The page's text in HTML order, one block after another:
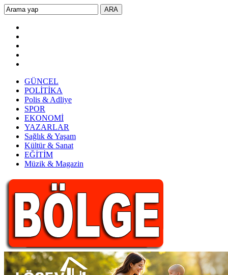
GÜNCEL
POLİTİKA
Polis & Adliye
SPOR
EKONOMİ
YAZARLAR
Sağlık & Yaşam
Kültür & Sanat
EĞİTİM
Müzik & Magazin